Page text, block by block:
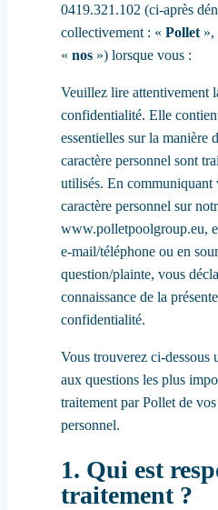
0419.321.102 (ci-après
collectivement : «Pollet
«nos ») lorsque vous :
Veuillez lire attentivement
confidentialité. Elle
essentielles sur la manière
caractère personnel sont
utilisés. En communiquant
caractère personnel sur
www.polletpoolgroup.eu,
e-mail/téléphone ou en
question/plainte, vous
connaissance de la
confidentialité.
Vous trouverez ci-dessous
aux questions les plus
traitement par Pollet de
personnel.
1. Qui est
traitement ?